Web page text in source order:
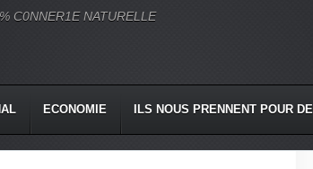
C0NNER1E NATURELLE
ECONOMIE ILS NOUS PRENNENT POUR